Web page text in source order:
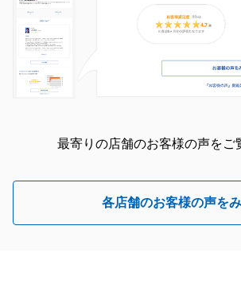
最寄りの店舗のお客様の声をご
各店舗のお客様の声を